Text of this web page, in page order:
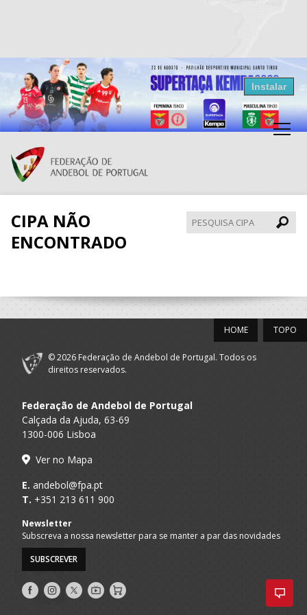
Resultados Andebol
Federação de Andebol de Portugal
Grátis - Disponivel na Play Store
Instalar
CIPA NÃO
ENCONTRADO
CIPA
TOPO
HOME
© 2026 Federação de Andebol de Portugal. Todos os
direitos reservados.
Federação de Andebol de Portugal
Calçada da Ajuda, 63-69
1300-006 Lisboa
Ver no Mapa
E. andebol@fpa.pt
T. +351 213 611 900
Newsletter
Subscreva a nossa newsletter para se manter a par das novidades
SUBSCREVER
Siga-
nos
Siga-
nos
Siga-
nos
AndebolTV
Loja